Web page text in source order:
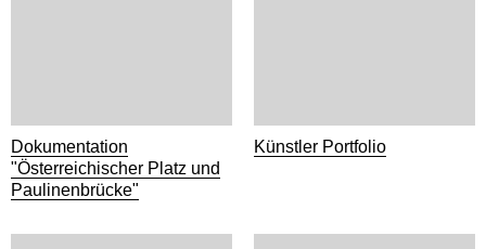
Dokumentation
"Österreichischer Platz und
Paulinenbrücke"
Künstler Portfolio